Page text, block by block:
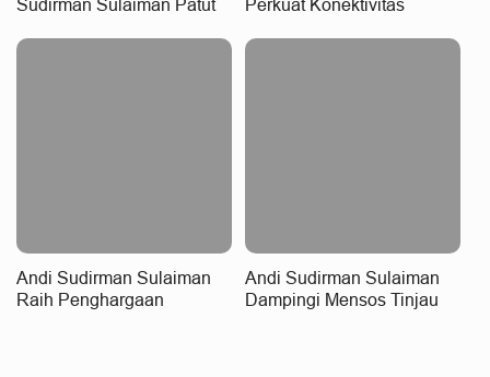
Sudirman Sulaiman Patut
Nasional, MYP Perkuat
Perkuat Konektivitas
Andi Sudirman Sulaiman
Raih Penghargaan
Andi Sudirman Sulaiman
Dampingi Mensos Tinjau